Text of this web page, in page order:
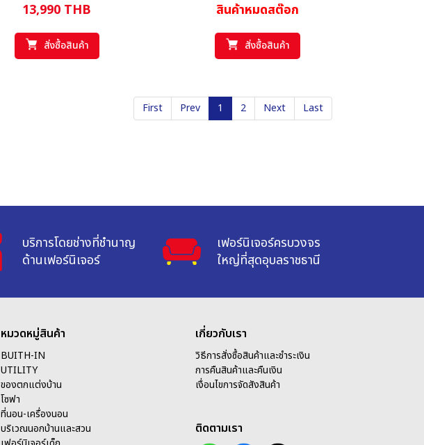
13,990 THB
สั่งซื้อสินค้า
สินค้าหมดสต๊อก
สั่งซื้อสินค้า
First Prev 1 2 Next Last
บริการโดยช่างที่ชำนาญ
ด้านเฟอร์นิเจอร์
เฟอร์นิเจอร์ครบวงจร
ใหญ่ที่สุดอุบลราชธานี
หมวดหมู่สินค้า
BUITH-IN
UTILITY
ของตกแต่งบ้าน
โซฟา
ที่นอน-เครื่องนอน
บริเวณนอกบ้านและสวน
เกี่ยวกับเรา
วิธีการสั่งซื้อสินค้าและชำระเงิน
การคืนสินค้าและคืนเงิน
เงื่อนไขการจัดสังสินค้า
ติดตามเรา